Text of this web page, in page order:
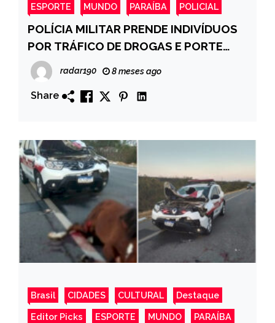
ESPORTE MUNDO PARAÍBA POLICIAL
POLÍCIA MILITAR PRENDE INDIVÍDUOS
POR TRÁFICO DE DROGAS E PORTE
ILEGAL DE ARMA DE FOGO NO BAIRRO
SÃO BENTINHO, EM SÃO BENTO-PB*
radar190 8 meses ago
Share
Brasil CIDADES CULTURAL Destaque
Editor Picks ESPORTE MUNDO PARAÍBA